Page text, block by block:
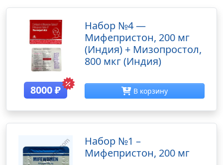
8000₽
Набор №4 —
Мифепристон, 200 мг
(Индия) + Мизопростол,
800 мкг (Индия)
В корзину
Набор №1 –
Мифепристон, 200 мг